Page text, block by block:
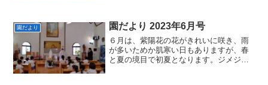
よう、神さまにお祈りしましょう。
園だより 園だより 2023年6月号
６月は、紫陽花の花がきれいに咲き、雨
が多いためか肌寒い日もありますが、春
と夏の境目で初夏となります。ジメジメ